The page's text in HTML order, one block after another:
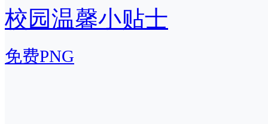
校园温馨小贴士
免费PNG